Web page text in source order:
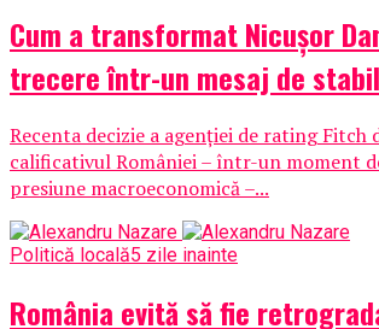
Cum a transformat Nicușor
trecere într-un mesaj de
Recenta decizie a agenției de rating Fitch
calificativul României – într-un moment
presiune macroeconomică –...
Politică locală5 zile inainte
România evită să fie